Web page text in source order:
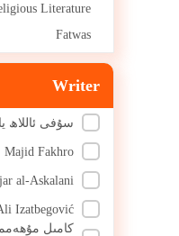
Literature
Fatwas
Qur'an and Tafsir
Writer
سۇفى ئاللاھ
Majid Fakhro
al-Askalani
Izatbegović
كامىل